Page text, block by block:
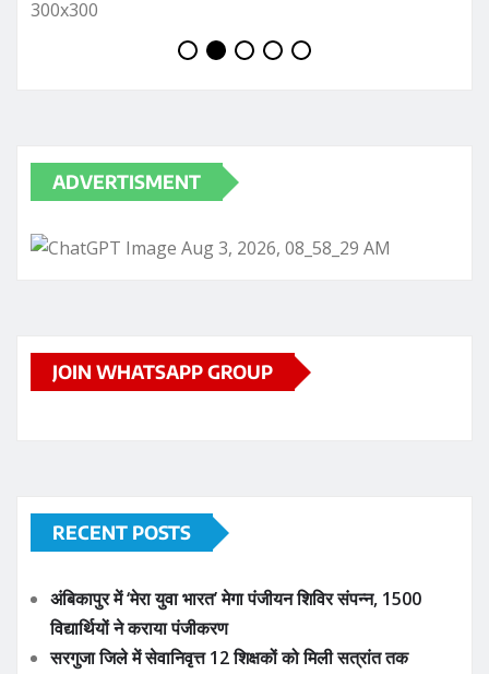
ADVERTISMENT
JOIN WHATSAPP GROUP
RECENT POSTS
अंबिकापुर में ‘मेरा युवा भारत’ मेगा पंजीयन शिविर संपन्न, 1500
विद्यार्थियों ने कराया पंजीकरण
सरगुजा जिले में सेवानिवृत्त 12 शिक्षकों को मिली सत्रांत तक